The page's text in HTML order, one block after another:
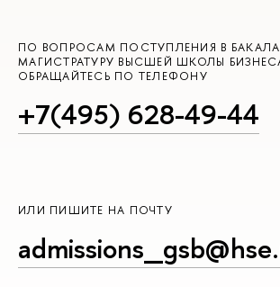
ПО ВОПРОСАМ ПОСТУПЛЕНИЯ В
МАГИСТРАТУРУ ВЫСШЕЙ ШКОЛЫ
ОБРАЩАЙТЕСЬ ПО ТЕЛЕФОНУ
+7(495) 628-49-44
ИЛИ ПИШИТЕ НА ПОЧТУ